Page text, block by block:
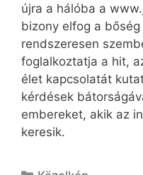
újra a hálóba a
bizony elfog a
rendszeresen
foglalkoztatja a hit,
élet kapcsolatát
kérdések
embereket, akik az
keresik.